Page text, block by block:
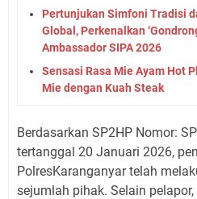
Pertunjukan Simfoni Tradisi
Global, Perkenalkan
Ambassador SIPA 2026
Sensasi Rasa Mie Ayam Hot
Mie dengan Kuah Steak
Berdasarkan SP2HP Nomor:
tertanggal 20 Januari 2026,
PolresKaranganyar telah
sejumlah pihak. Selain